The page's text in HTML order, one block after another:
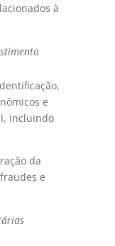
à
e
incluindo
da
e